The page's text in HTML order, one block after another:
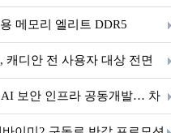
메모리 엘리트 DDR5
디안 전 사용자 대상 전면
보안 인프라 공동개발… 차